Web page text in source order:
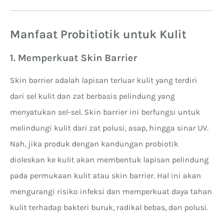
Manfaat Probitiotik untuk Kulit
1. Memperkuat Skin Barrier
Skin barrier adalah lapisan terluar kulit yang terdiri
dari sel kulit dan zat berbasis pelindung yang
menyatukan sel-sel. Skin barrier ini berfungsi untuk
melindungi kulit dari zat polusi, asap, hingga sinar UV.
Nah, jika produk dengan kandungan probiotik
dioleskan ke kulit akan membentuk lapisan pelindung
pada permukaan kulit atau skin barrier. Hal ini akan
mengurangi risiko infeksi dan memperkuat daya tahan
kulit terhadap bakteri buruk, radikal bebas, dan polusi.